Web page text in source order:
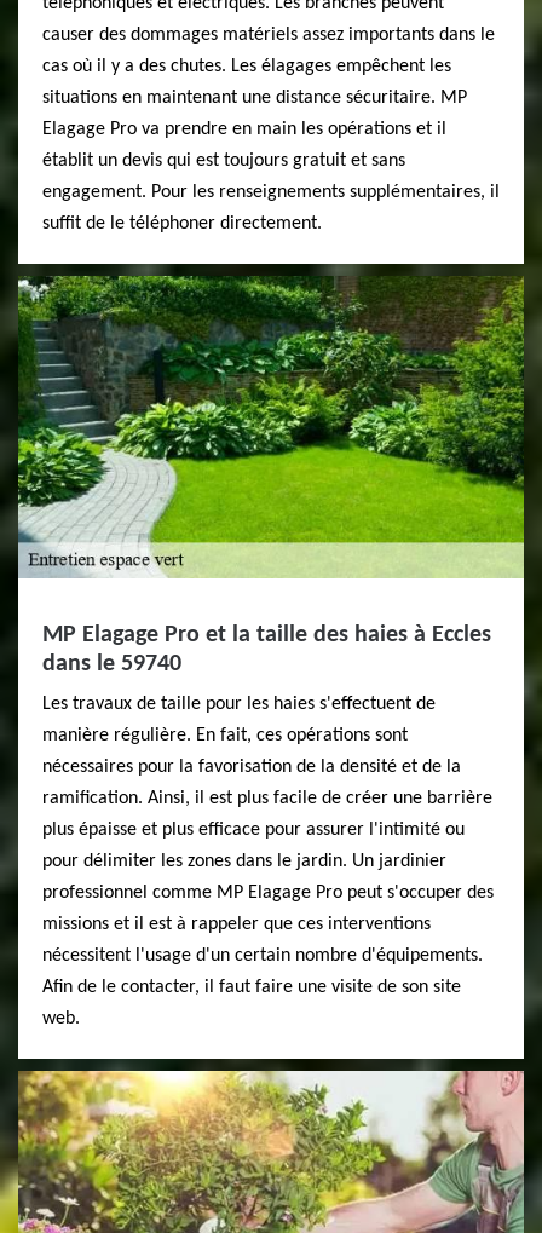
causer des dommages matériels assez importants dans le
cas où il y a des chutes. Les élagages empêchent les
situations en maintenant une distance sécuritaire. MP
Elagage Pro va prendre en main les opérations et il
établit un devis qui est toujours gratuit et sans
engagement. Pour les renseignements supplémentaires, il
suffit de le téléphoner directement.
MP Elagage Pro et la taille des haies à Eccles
dans le 59740
Les travaux de taille pour les haies s'effectuent de
manière régulière. En fait, ces opérations sont
nécessaires pour la favorisation de la densité et de la
ramification. Ainsi, il est plus facile de créer une barrière
plus épaisse et plus efficace pour assurer l'intimité ou
pour délimiter les zones dans le jardin. Un jardinier
professionnel comme MP Elagage Pro peut s'occuper des
missions et il est à rappeler que ces interventions
nécessitent l'usage d'un certain nombre d'équipements.
Afin de le contacter, il faut faire une visite de son site
web.